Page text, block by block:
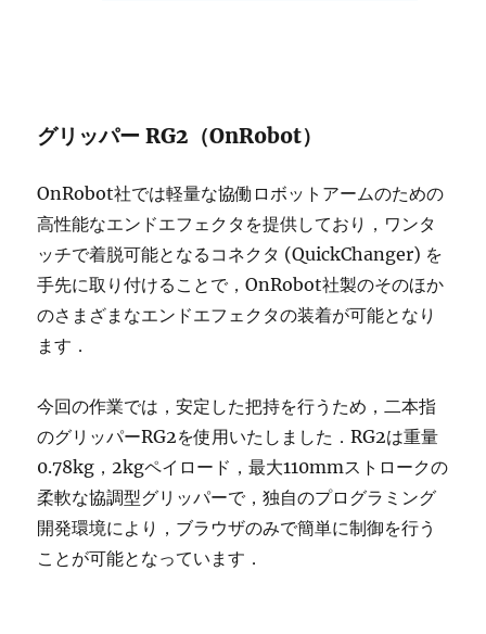
グリッパー RG2（OnRobot）
OnRobot社では軽量な協働ロボットアームのための
高性能なエンドエフェクタを提供しており，ワンタ
ッチで着脱可能となるコネクタ (QuickChanger) を
手先に取り付けることで，OnRobot社製のそのほか
のさまざまなエンドエフェクタの装着が可能となり
ます．
今回の作業では，安定した把持を行うため，二本指
のグリッパーRG2を使用いたしました．RG2は重量
0.78kg，2kgペイロード，最大110mmストロークの
柔軟な協調型グリッパーで，独自のプログラミング
開発環境により，ブラウザのみで簡単に制御を行う
ことが可能となっています．